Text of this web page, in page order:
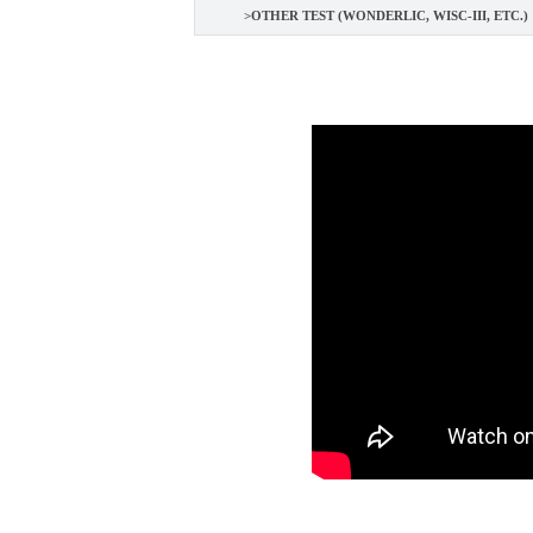
>OTHER TEST (WONDERLIC, WISC-III, ETC.)